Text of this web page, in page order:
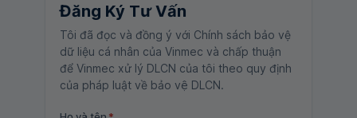
Đăng Ký Tư Vấn
Tôi đã đọc và đồng ý với Chính sách bảo vệ
dữ liệu cá nhân của Vinmec và chấp thuận
để Vinmec xử lý DLCN của tôi theo quy định
của pháp luật về bảo vệ DLCN.